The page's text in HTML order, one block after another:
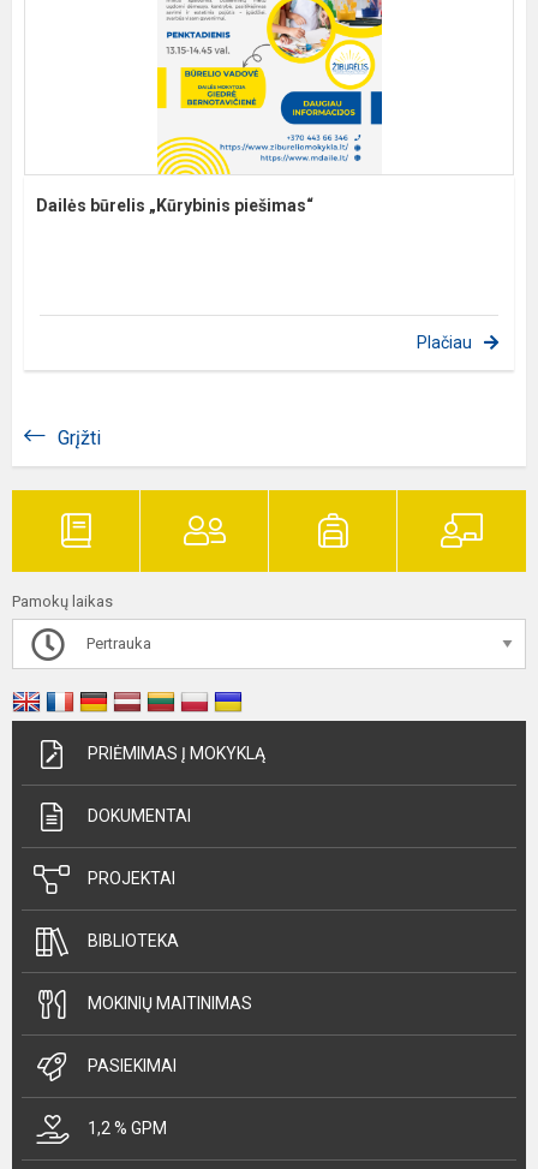
Dailės būrelis „Kūrybinis piešimas“
Plačiau
Grįžti
Pamokų laikas
Pertrauka
PRIĖMIMAS Į MOKYKLĄ
DOKUMENTAI
PROJEKTAI
BIBLIOTEKA
MOKINIŲ MAITINIMAS
PASIEKIMAI
1,2 % GPM